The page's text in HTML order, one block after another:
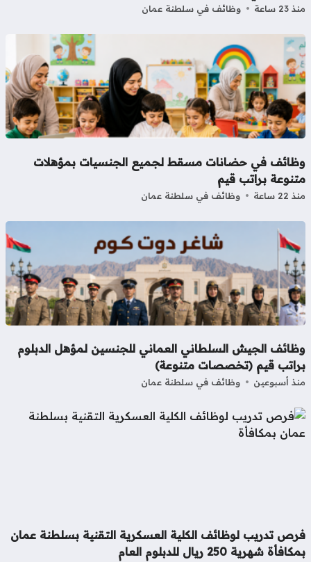
ساعة وظائف في سلطنة عمان
في حضانات مسقط لجميع الجنسيات بمؤهلات
براتب قيم
ساعة وظائف في سلطنة عمان
الجيش السلطاني العماني للجنسين لمؤهل الدبلوم
قيم (تخصصات متنوعة)
أسبوعين وظائف في سلطنة عمان
تدريب لوظائف الكلية العسكرية التقنية بسلطنة عمان
شهرية 250 ريال للدبلوم العام